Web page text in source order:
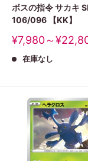
ボスの指令 サカキ
106/096 【KK】
販
価
¥7,980～
在庫なし